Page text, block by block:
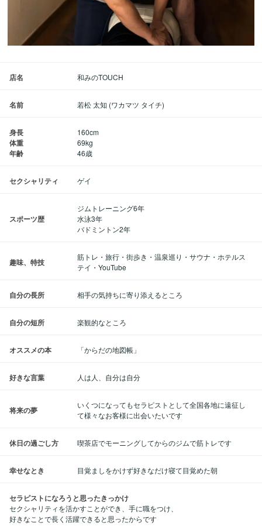
店名 和みのTOUCH
名前 若松 太知 (ワカマツ タイチ)
身長
体重
年齢
160cm
69kg
46歳
セクシャリティ ゲイ
スポーツ歴
ジムトレーニング6年
水泳3年
バドミントン2年
趣味、特技
筋トレ・旅行・街歩き・温泉巡り・サウナ・ホテルス
テイ・YouTube
自分の長所 相手の気持ちに寄り添えるところ
自分の短所 楽観的なところ
オススメの本 「からだの地図帳」
好きな言葉 人は人、自分は自分
将来の夢
いくつになってもセラピストとして全国各地に遠征し
て様々なお客様に出会いたいです
休日の過ごし方 喫茶店でモーニングしてからのジムで筋トレです
幸せなとき 目覚ましをかけず好きなだけ寝て目覚めた朝
セラピストになろうと思ったきっかけ
セクシャリティを活かすことができ、手に職をつけ、
好きなことで長く活躍できると思ったからです